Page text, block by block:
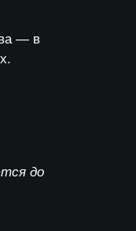
— в
до